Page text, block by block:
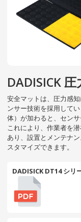
DADISICK
安全マットは、圧力感
ンサー技術を採用して
体）が加わると、セン
これにより、作業者を
あり、設置とメンテナ
スタマイズできます。
DADISICK DT14 シリ